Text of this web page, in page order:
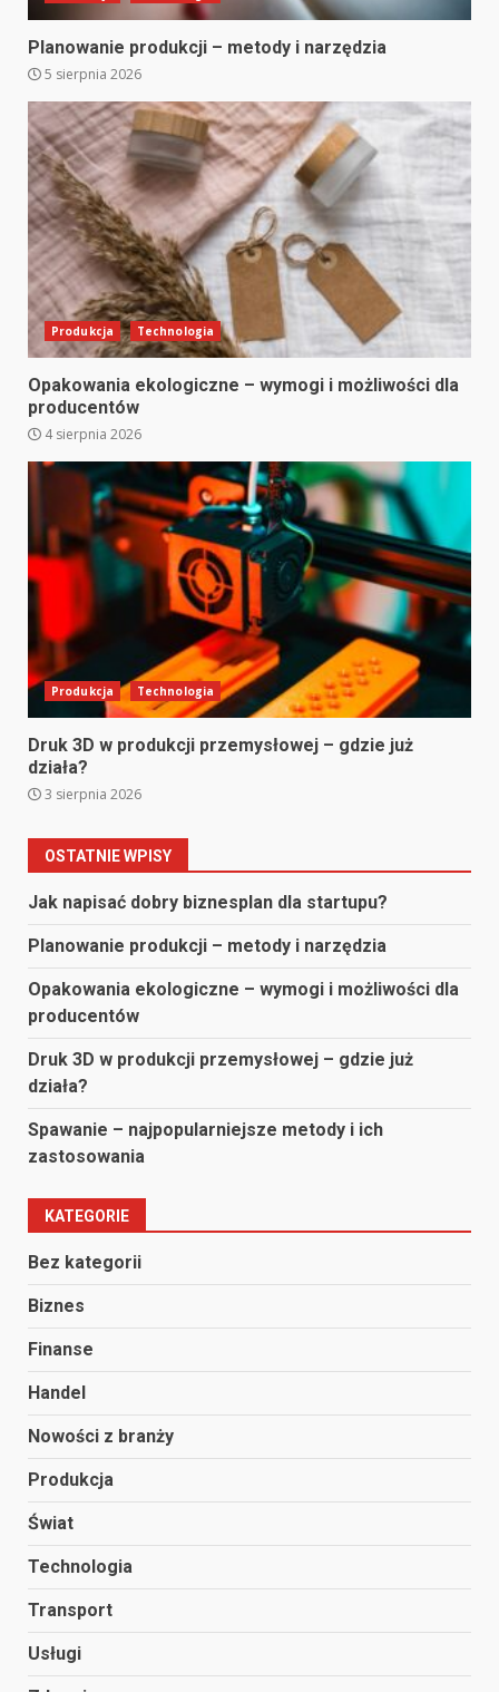
Planowanie produkcji – metody i narzędzia
5 sierpnia 2026
Produkcja Technologia
Opakowania ekologiczne – wymogi i możliwości dla
producentów
4 sierpnia 2026
Produkcja Technologia
Druk 3D w produkcji przemysłowej – gdzie już
działa?
3 sierpnia 2026
OSTATNIE WPISY
Jak napisać dobry biznesplan dla startupu?
Planowanie produkcji – metody i narzędzia
Opakowania ekologiczne – wymogi i możliwości dla
producentów
Druk 3D w produkcji przemysłowej – gdzie już
działa?
Spawanie – najpopularniejsze metody i ich
zastosowania
KATEGORIE
Bez kategorii
Biznes
Finanse
Handel
Nowości z branży
Produkcja
Świat
Technologia
Transport
Usługi